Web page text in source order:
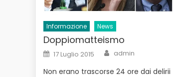
Informazione News
Doppiomatteismo
Posted
on
17 Luglio 2015 Author
admin
Non erano trascorse 24 ore dai delirii